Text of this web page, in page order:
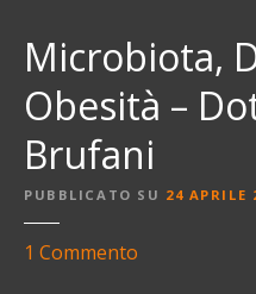
Microbiota,
Obesità –
Brufani
PUBBLICATO SU 24 APRILE
1 Commento